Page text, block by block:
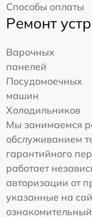
Способы оплаты
Ремонт
Варочных
панелей
Посудомоечных
машин
Холодильников
Мы занимаемся
обслуживанием
гарантийного
работает
авторизации от
указанные на